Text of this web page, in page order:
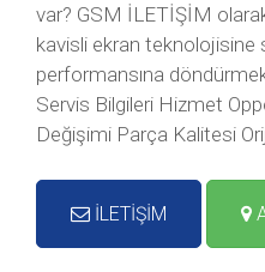
var? GSM İLETİŞİM
kavisli ekran teknolojisine
performansına
Servis Bilgileri Hizmet
Değişimi Parça Kalitesi
İLETİŞİM